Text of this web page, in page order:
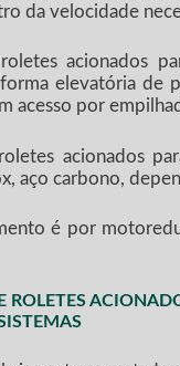
da velocidade
acionados
elevatória de
acesso por
acionados
aço carbono,
é por
ROLETES